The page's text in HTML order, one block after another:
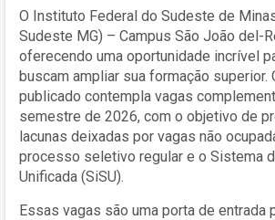
O Instituto Federal do Sudeste de
Sudeste MG) – Campus São João del-
oferecendo uma oportunidade incrível
buscam ampliar sua formação superior.
publicado contempla vagas
semestre de 2026, com o objetivo de
lacunas deixadas por vagas não
processo seletivo regular e o Sistema
Unificada (SiSU).
Essas vagas são uma porta de entrada